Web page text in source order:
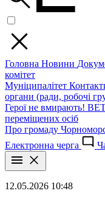
Головна Новини
комітет
Муніципалітет
органи (ради, робочі
Герої не вмирають!
переміщених осіб
Про громаду
Електронна черга
12.05.2026 10:48